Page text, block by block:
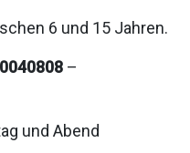
6 und 15 Jahren.
–
und Abend